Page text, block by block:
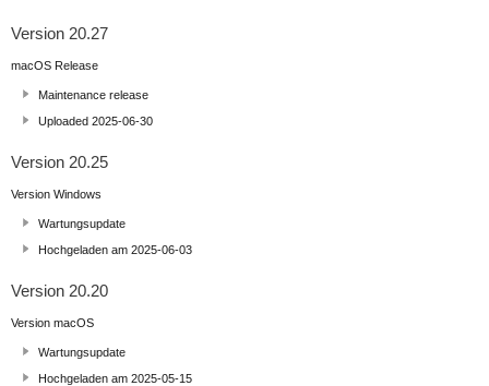
Version 20.27
macOS Release
Maintenance release
Uploaded 2025-06-30
Version 20.25
Version Windows
Wartungsupdate
Hochgeladen am 2025-06-03
Version 20.20
Version macOS
Wartungsupdate
Hochgeladen am 2025-05-15